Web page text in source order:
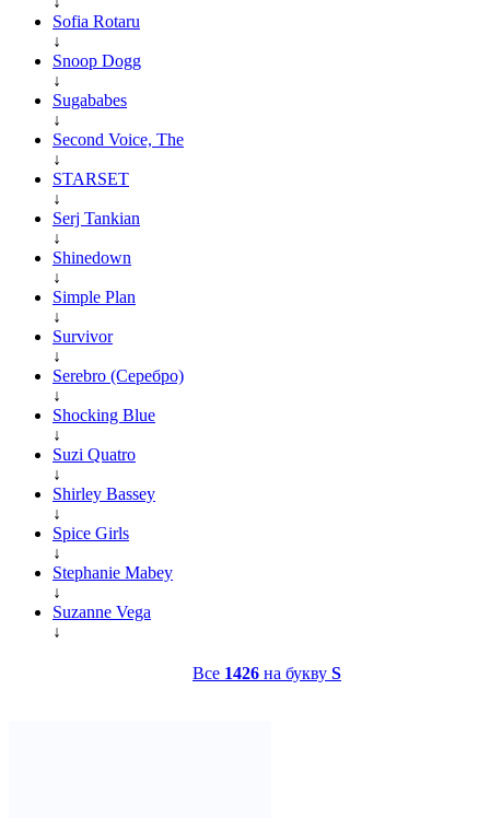
Sofia Rotaru
↓
Snoop Dogg
↓
Sugababes
↓
Second Voice, The
↓
STARSET
↓
Serj Tankian
↓
Shinedown
↓
Simple Plan
↓
Survivor
↓
Serebro (Серебро)
↓
Shocking Blue
↓
Suzi Quatro
↓
Shirley Bassey
↓
Spice Girls
↓
Stephanie Mabey
↓
Suzanne Vega
↓
Все 1426 на букву S